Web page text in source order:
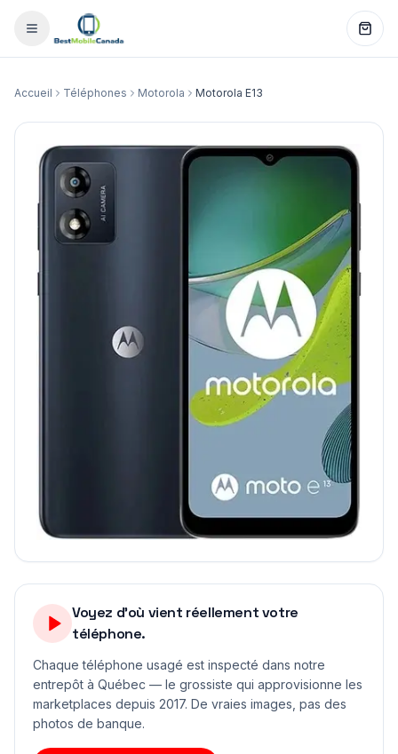
Accueil Téléphones Motorola Motorola E13
Voyez d'où vient réellement votre
téléphone.
Chaque téléphone usagé est inspecté dans notre
entrepôt à Québec — le grossiste qui approvisionne les
marketplaces depuis 2017. De vraies images, pas des
photos de banque.